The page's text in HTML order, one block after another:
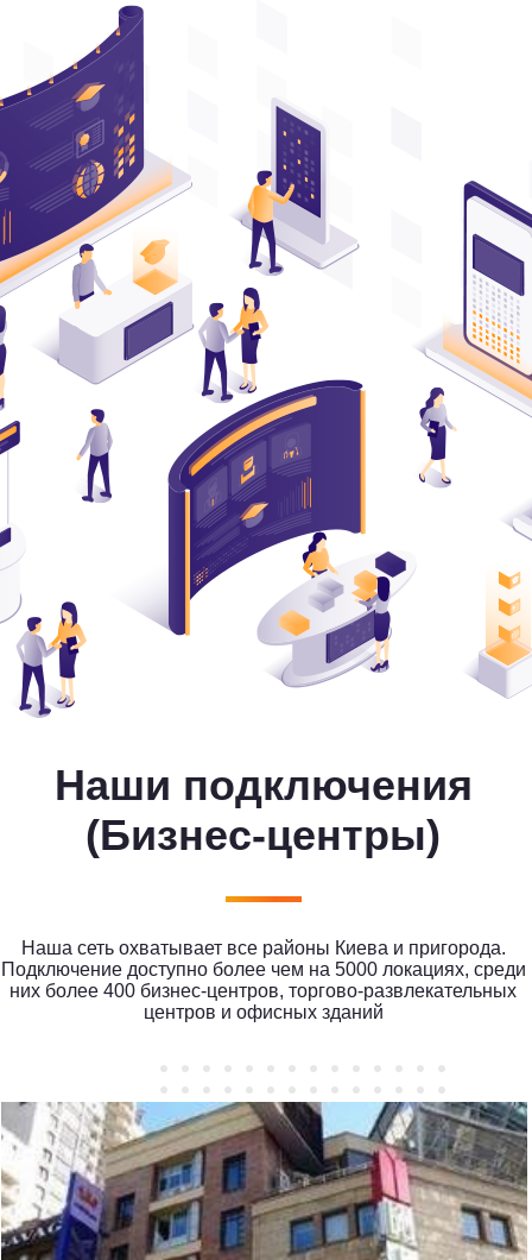
Наши подключения
(Бизнес-центры)
Наша сеть охватывает все районы Киева и пригорода.
Подключение доступно более чем на 5000 локациях, среди
них более 400 бизнес-центров, торгово-развлекательных
центров и офисных зданий